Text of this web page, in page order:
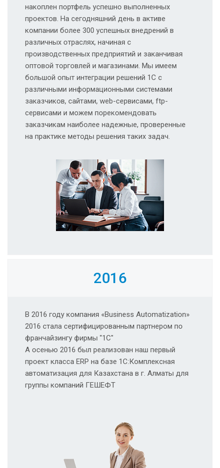
накоплен портфель успешно выполненных
проектов. На сегодняшний день в активе
компании более 300 успешных внедрений в
различных отраслях, начиная с
производственных предприятий и заканчивая
оптовой торговлей и магазинами. Мы имеем
большой опыт интеграции решений 1С с
различными информационными системами
заказчиков, сайтами, web-сервисами, ftp-
сервисами и можем порекомендовать
заказчикам наиболее надежные, проверенные
на практике методы решения таких задач.
2016
В 2016 году компания «Business Automatization»
2016 cтала сертифицированным партнером по
франчайзингу фирмы "1С"
А осенью 2016 был реализован наш первый
проект класса ERP на базе 1C:Комплексная
автоматизация для Казахстана в г. Алматы для
группы компаний ГЕШЕФТ